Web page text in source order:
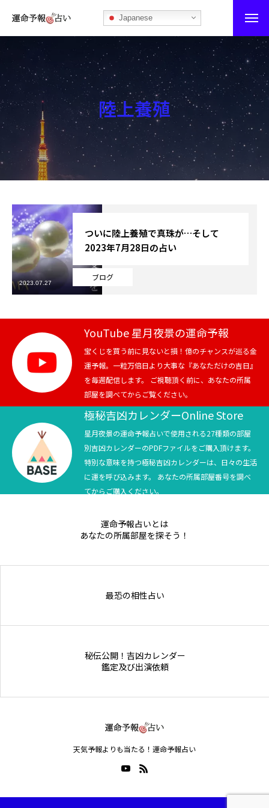
Japanese
運命予報占い
運命予報占いとは
あなたの所属部屋を探そう！
最恐の相性占い
秘伝公開！吉凶カレンダー
記事カテゴリー
ブログ
お知らせ
芸能界
テニス
スポーツ
競馬
テニス四大大会・五輪
テニス四大大会・五輪
陸上養殖
ブログ
ついに陸上養殖で真珠が…そして
2023年7月28日の占い
2023.07.27
YouTube 星月夜景の運命予報
宝くじを買う前に見ないと損！億のチャンスが巡る金
運予報。一粒万倍日より大事な『あなただけの吉日』
を毎週配信します。 ご視聴頂く前に、あなたの所属
部屋を調べてからご覧ください。
極秘吉凶カレンダーOnline Store
星月夜景の運命予報占いで使用される27種類の部屋
別吉凶カレンダーのPDFファイルをご購入頂けます。
特別な意味を持つ極秘吉凶カレンダーは、日々の生活
に運を呼び込みます。 あなたの所属部屋番号を調べ
てからご購入ください。
運命予報占いとは
あなたの所属部屋を探そう！
最恐の相性占い
秘伝公開！吉凶カレンダー
鑑定及び出演依頼
天気予報よりも当たる！運命予報占い